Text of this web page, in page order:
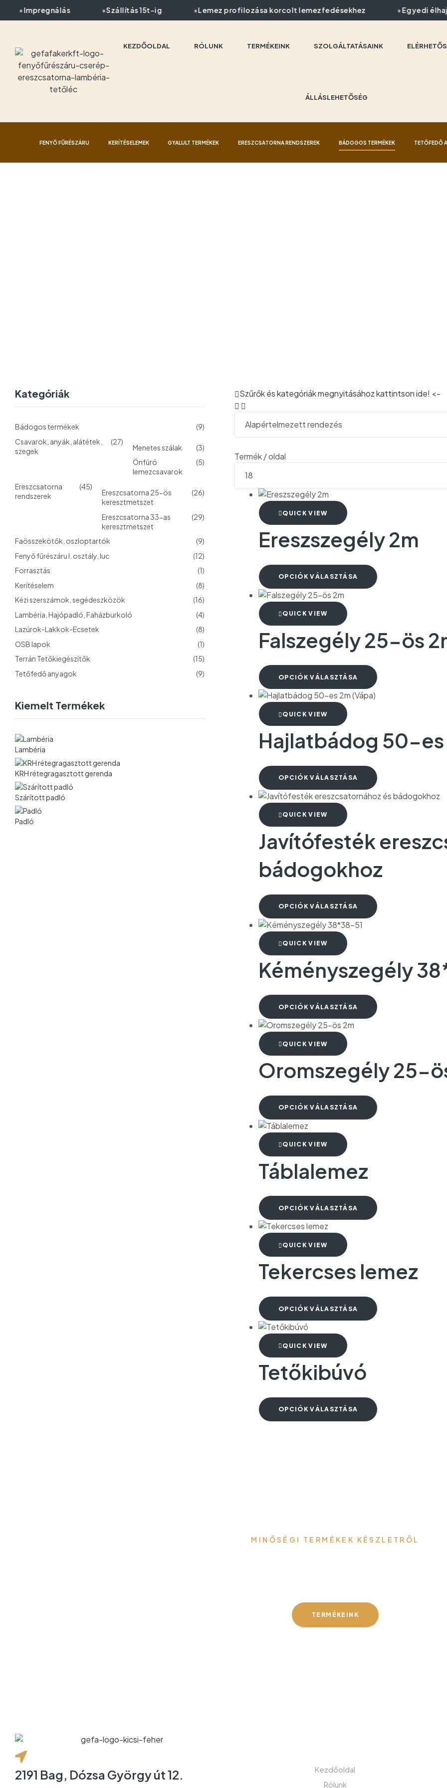
Impregnálás Szállítás 15t-ig Lemez profilozása korcolt lemezfedésekhez Egyedi
KEZDŐOLDAL RÓLUNK TERMÉKEINK SZOLGÁLTATÁSAINK
ÁLLÁSLEHETŐSÉG
FENYŐ FŰRÉSZÁRU KERÍTÉSELEMEK GYALULT TERMÉKEK ERESZCSATORNA RENDSZEREK BÁDOGOS TERMÉKEK TETŐFEDŐ
Szűrők és kategóriák megnyitásához kattintson ide! <-
Termék / oldal
QUICK VIEW
Ereszszegély 2m
OPCIÓK VÁLASZTÁSA
QUICK VIEW
Falszegély 25-ös
OPCIÓK VÁLASZTÁSA
QUICK VIEW
Hajlatbádog 50-es
OPCIÓK VÁLASZTÁSA
QUICK VIEW
Javítófesték
bádogokhoz
OPCIÓK VÁLASZTÁSA
QUICK VIEW
Kéményszegély
OPCIÓK VÁLASZTÁSA
QUICK VIEW
Oromszegély 25-
OPCIÓK VÁLASZTÁSA
QUICK VIEW
Táblalemez
OPCIÓK VÁLASZTÁSA
QUICK VIEW
Tekercses lemez
OPCIÓK VÁLASZTÁSA
QUICK VIEW
Tetőkibúvó
OPCIÓK VÁLASZTÁSA
Kategóriák
Bádogos termékek
(9)
Csavarok, anyák, alátétek,
szegek
(27)
Menetes szálak
(3)
Önfúró
lemezcsavarok
(5)
Ereszcsatorna
rendszerek
(45)
Ereszcsatorna 25-ös
keresztmetszet
(26)
Ereszcsatorna 33-as
keresztmetszet
(29)
Faösszekötők, oszloptartók
(9)
Fenyő fűrészáru I. osztály, luc
(12)
Forrasztás
(1)
Kerítéselem
(8)
Kézi szerszámok, segédeszközök
(16)
Lambéria, Hajópadló, Faházburkoló
(4)
Lazúrok-Lakkok-Ecsetek
(8)
OSB lapok
(1)
Terrán Tetőkiegészítők
(15)
Tetőfedő anyagok
(9)
Kiemelt Termékek
Lambéria
KRH rétegragasztott gerenda
Szárított padló
Padló
MINŐSÉGI TERMÉKEK KÉSZLETRŐL
TERMÉKEINK
2191 Bag, Dózsa György út 12.
Kezdőoldal
Rólunk